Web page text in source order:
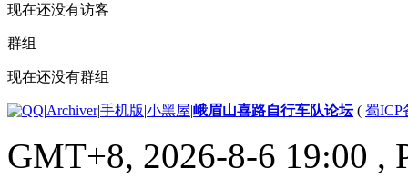
现在还没有访客
群组
现在还没有群组
|Archiver|手机版|小黑屋|峨眉山喜路自行车队论坛( 蜀ICP
GMT+8, 2026-8-6 19:00 ,